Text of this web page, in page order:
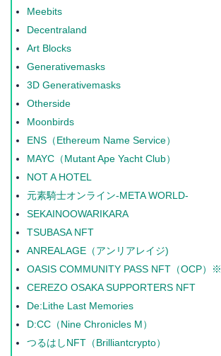
Meebits
Decentraland
Art Blocks
Generativemasks
3D Generativemasks
Otherside
Moonbirds
ENS（Ethereum Name Service）
MAYC（Mutant Ape Yacht Club）
NOT A HOTEL
元素騎士オンライン-META WORLD-
SEKAINOOWARIKARA
TSUBASA NFT
ANREALAGE（アンリアレイジ)
OASIS COMMUNITY PASS NFT（OCP）※
CEREZO OSAKA SUPPORTERS NFT
De:Lithe Last Memories
D:CC（Nine Chronicles M）
つるはしNFT（Brilliantcrypto）